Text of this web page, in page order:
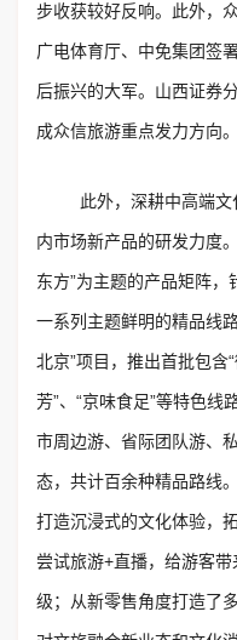
步收获较好反响。此外，
广电体育厅、中免集团签
后振兴的大军。山西证券
成众信旅游重点发力方向。
此外，深耕中高端
内市场新产品的研发力度
东方”为主题的产品矩阵
一系列主题鲜明的精品线
北京”项目，推出首批包含
芳”、“京味食足”等特色
市周边游、省际团队游、
态，共计百余种精品路线
打造沉浸式的文化体验，
尝试旅游+直播，给游客
级；从新零售角度打造了